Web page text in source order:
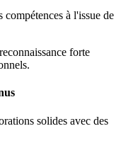
à l'issue de
forte
solides avec des